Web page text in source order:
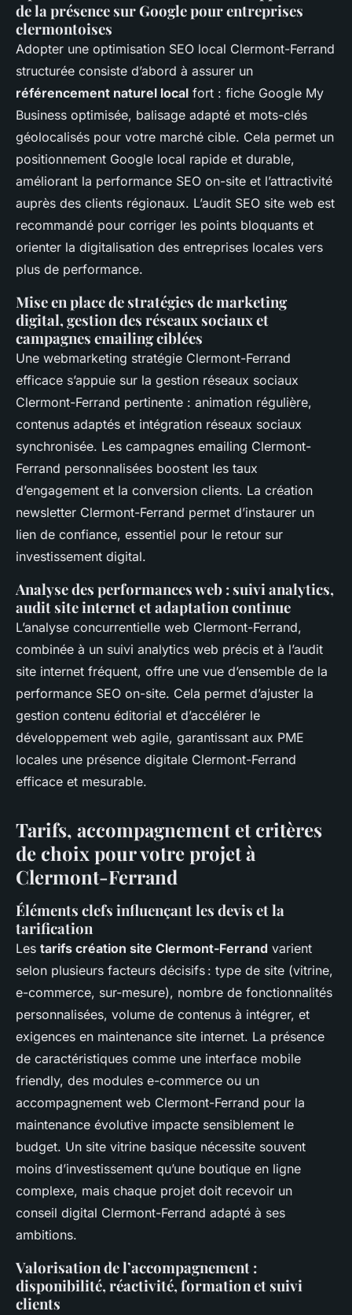
de la présence sur Google pour entreprises
clermontoises
Adopter une optimisation SEO local Clermont-Ferrand
structurée consiste d’abord à assurer un
référencement naturel local fort : fiche Google My
Business optimisée, balisage adapté et mots-clés
géolocalisés pour votre marché cible. Cela permet un
positionnement Google local rapide et durable,
améliorant la performance SEO on-site et l’attractivité
auprès des clients régionaux. L’audit SEO site web est
recommandé pour corriger les points bloquants et
orienter la digitalisation des entreprises locales vers
plus de performance.
Mise en place de stratégies de marketing
digital, gestion des réseaux sociaux et
campagnes emailing ciblées
Une webmarketing stratégie Clermont-Ferrand
efficace s’appuie sur la gestion réseaux sociaux
Clermont-Ferrand pertinente : animation régulière,
contenus adaptés et intégration réseaux sociaux
synchronisée. Les campagnes emailing Clermont-
Ferrand personnalisées boostent les taux
d’engagement et la conversion clients. La création
newsletter Clermont-Ferrand permet d’instaurer un
lien de confiance, essentiel pour le retour sur
investissement digital.
Analyse des performances web : suivi analytics,
audit site internet et adaptation continue
L’analyse concurrentielle web Clermont-Ferrand,
combinée à un suivi analytics web précis et à l’audit
site internet fréquent, offre une vue d’ensemble de la
performance SEO on-site. Cela permet d’ajuster la
gestion contenu éditorial et d’accélérer le
développement web agile, garantissant aux PME
locales une présence digitale Clermont-Ferrand
efficace et mesurable.
Tarifs, accompagnement et critères
de choix pour votre projet à
Clermont-Ferrand
Éléments clefs influençant les devis et la
tarification
Les tarifs création site Clermont-Ferrand varient
selon plusieurs facteurs décisifs : type de site (vitrine,
e-commerce, sur-mesure), nombre de fonctionnalités
personnalisées, volume de contenus à intégrer, et
exigences en maintenance site internet. La présence
de caractéristiques comme une interface mobile
friendly, des modules e-commerce ou un
accompagnement web Clermont-Ferrand pour la
maintenance évolutive impacte sensiblement le
budget. Un site vitrine basique nécessite souvent
moins d’investissement qu’une boutique en ligne
complexe, mais chaque projet doit recevoir un
conseil digital Clermont-Ferrand adapté à ses
ambitions.
Valorisation de l’accompagnement :
disponibilité, réactivité, formation et suivi
clients